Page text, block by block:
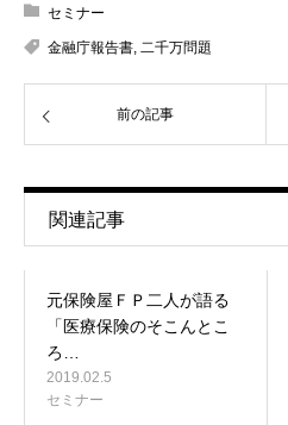
セミナー
金融庁報告書, 二千万問題
前の記事
関連記事
元保険屋ＦＰ二人が語る
「医療保険のそこんとこ
ろ…
2019.02.5
セミナー